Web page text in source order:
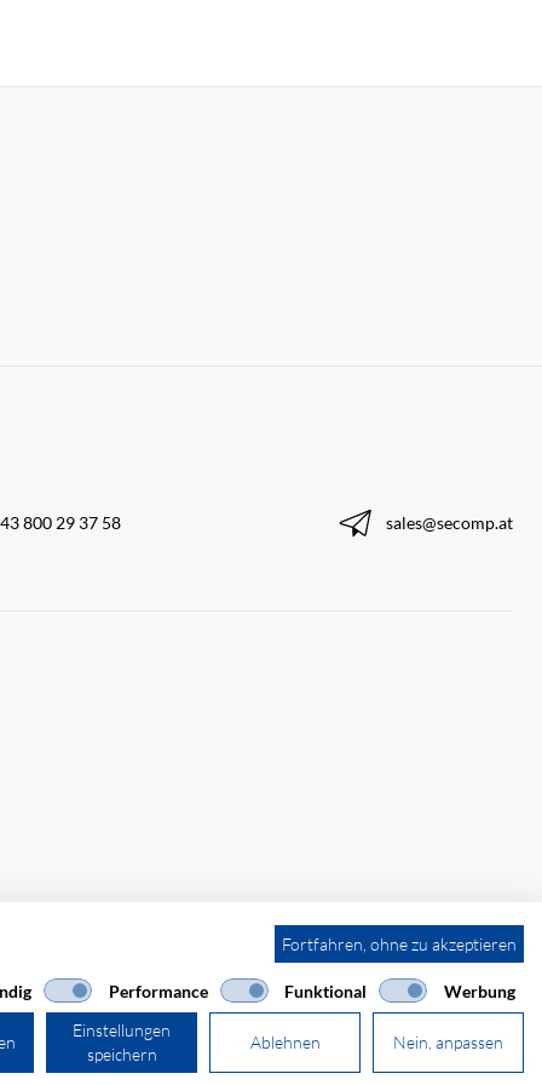
800 29 37 58 sales@secomp.at
powered by polynorm
Fortfahren, ohne zu akzeptieren
Performance Funktional Werbung
Einstellungen
speichern
Ablehnen Nein, anpassen